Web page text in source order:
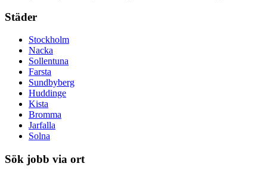
Städer
Stockholm
Nacka
Sollentuna
Farsta
Sundbyberg
Huddinge
Kista
Bromma
Jarfalla
Solna
Sök jobb via ort